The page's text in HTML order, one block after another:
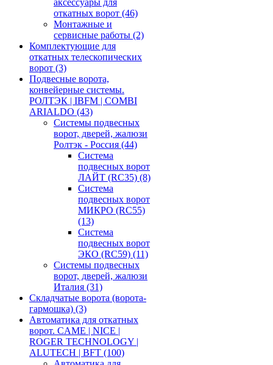
аксессуары для
откатных ворот (46)
Монтажные и
сервисные работы (2)
Комплектующие для
откатных телескопических
ворот (3)
Подвесные ворота,
конвейерные системы.
РОЛТЭК | IBFM | COMBI
ARIALDO (43)
Системы подвесных
ворот, дверей, жалюзи
Ролтэк - Россия (44)
Система
подвесных ворот
ЛАЙТ (RC35) (8)
Система
подвесных ворот
МИКРО (RC55)
(13)
Система
подвесных ворот
ЭКО (RC59) (11)
Системы подвесных
ворот, дверей, жалюзи
Италия (31)
Складчатые ворота (ворота-
гармошка) (3)
Автоматика для откатных
ворот. CAME | NICE |
ROGER TECHNOLOGY |
ALUTECH | BFT (100)